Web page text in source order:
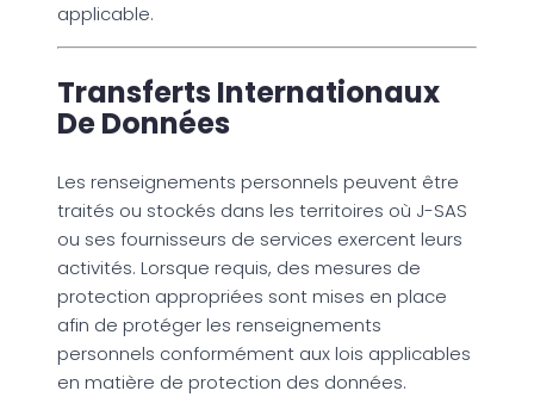
applicable.
Transferts Internationaux
De Données
Les renseignements personnels peuvent être
traités ou stockés dans les territoires où J-SAS
ou ses fournisseurs de services exercent leurs
activités. Lorsque requis, des mesures de
protection appropriées sont mises en place
afin de protéger les renseignements
personnels conformément aux lois applicables
en matière de protection des données.